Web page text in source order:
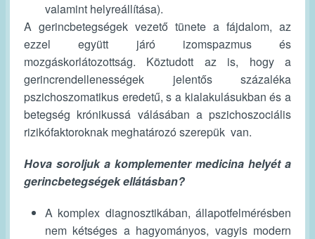
valamint helyreállítása).
A gerincbetegségek vezető tünete a fájdalom, az
ezzel együtt járó izomspazmus és
mozgáskorlátozottság. Köztudott az is, hogy a
gerincrendellenességek jelentős százaléka
pszichoszomatikus eredetű, s a kialakulásukban és a
betegség krónikussá válásában a pszichoszociális
rizikófaktoroknak meghatározó szerepük van.
Hova soroljuk a komplementer medicina helyét a
gerincbetegségek ellátásban?
A komplex diagnosztikában, állapotfelmérésben
nem kétséges a hagyományos, vagyis modern